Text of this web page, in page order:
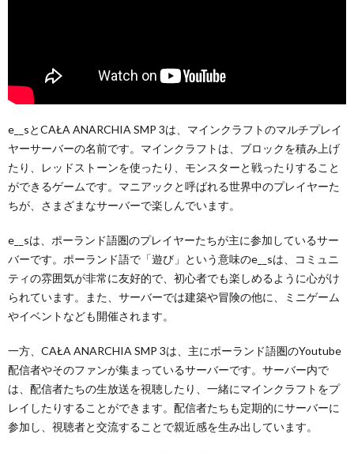
e__sとCAŁA ANARCHIA SMP 3は、マインクラフトのマルチプレイ
ヤーサーバーの名前です。マインクラフトは、ブロックを積み上げ
たり、レッドストーンを使ったり、モンスターと戦ったりすること
ができるゲームです。マニアックと呼ばれる世界中のプレイヤーた
ちが、さまざまなサーバーで楽しんでいます。
e__sは、ポーランド語圏のプレイヤーたちが主に参加しているサー
バーです。ポーランド語で「遊び」という意味のe__sは、コミュニ
ティの雰囲気が非常に友好的で、初心者でも楽しめるように心がけ
られています。また、サーバーでは建築や冒険の他に、ミニゲーム
やイベントなども開催されます。
一方、CAŁA ANARCHIA SMP 3は、主にポーランド語圏のYoutube
配信者やそのファンが集まっているサーバーです。サーバー内で
は、配信者たちの生放送を視聴したり、一緒にマインクラフトをプ
レイしたりすることができます。配信者たちも定期的にサーバーに
参加し、視聴者と交流することで親近感を生み出しています。